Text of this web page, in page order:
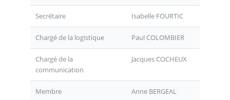
Secrétaire Isabelle FOURTIC
Chargé de la logistique Paul COLOMBIER
Chargé de la
communication
Jacques COCHEUX
Membre Anne BERGEAL